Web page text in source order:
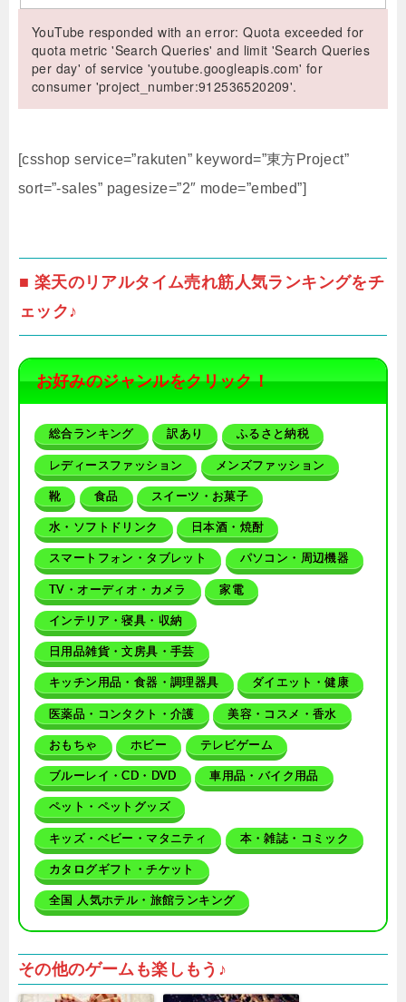
YouTube responded with an error: Quota exceeded for
quota metric 'Search Queries' and limit 'Search Queries
per day' of service 'youtube.googleapis.com' for
consumer 'project_number:912536520209'.
[csshop service=”rakuten” keyword=”東方Project”
sort=”-sales” pagesize=”2″ mode=”embed”]
■ 楽天のリアルタイム売れ筋人気ランキングをチ
ェック♪
お好みのジャンルをクリック！
総合ランキング 訳あり ふるさと納税
レディースファッション メンズファッション
靴 食品 スイーツ・お菓子
水・ソフトドリンク 日本酒・焼酎
スマートフォン・タブレット パソコン・周辺機器
TV・オーディオ・カメラ 家電
インテリア・寝具・収納
日用品雑貨・文房具・手芸
キッチン用品・食器・調理器具 ダイエット・健康
医薬品・コンタクト・介護 美容・コスメ・香水
おもちゃ ホビー テレビゲーム
ブルーレイ・CD・DVD 車用品・バイク用品
ペット・ペットグッズ
キッズ・ベビー・マタニティ 本・雑誌・コミック
カタログギフト・チケット
全国 人気ホテル・旅館ランキング
その他のゲームも楽しもう♪